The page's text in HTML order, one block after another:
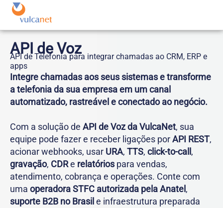
API de Voz
API de Telefonia para integrar chamadas ao CRM, ERP e
apps
Integre chamadas aos seus sistemas e transforme
a telefonia da sua empresa em um canal
automatizado, rastreável e conectado ao negócio.
Com a solução de API de Voz da VulcaNet, sua
equipe pode fazer e receber ligações porAPI REST,
acionar webhooks, usar URA, TTS, click-to-call ,
gravação, CDRe relatóriospara vendas,
atendimento, cobrança e operações. Conte com
uma operadora STFC autorizada pelaAnatel ,
suporte B2B no Brasil e infraestrutura preparada